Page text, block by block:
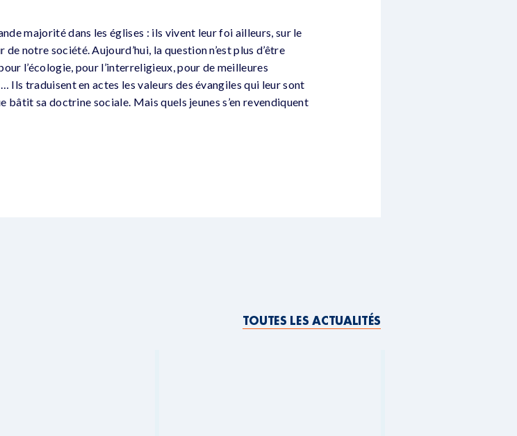
majorité dans les églises : ils vivent leur foi ailleurs, sur le
notre société. Aujourd’hui, la question n’est plus d’être
l’écologie, pour l’interreligieux, pour de meilleures
Ils traduisent en actes les valeurs des évangiles qui leur sont
bâtit sa doctrine sociale. Mais quels jeunes s’en revendiquent
TOUTES LES ACTUALITÉS